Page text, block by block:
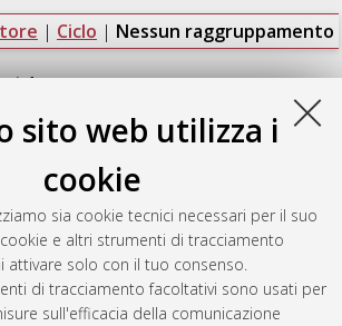
sito web utilizza i
cookie
sia cookie tecnici necessari per il suo
e altri strumenti di tracciamento
attivare solo con il tuo consenso.
di tracciamento facoltativi sono usati per
sull'efficacia della comunicazione
| Ciclo | Nessun raggruppamento
1.
(2017)La preparazione del sito
piezoelettrica o convenzionale:
, [Dissertation thesis], Alma Mater
di Bologna. Dottorato di ricerca in
, 29 Ciclo. DOI
8207.
stata generata ilSat Aug 8 20:39:16 2026